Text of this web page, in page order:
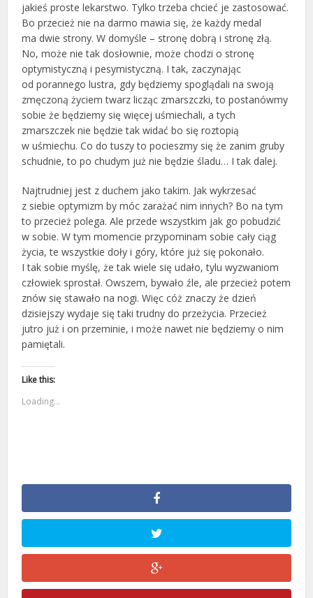
jakieś proste lekarstwo. Tylko trzeba chcieć je zastosować.
Bo przecież nie na darmo mawia się, że każdy medal
ma dwie strony. W domyśle – stronę dobrą i stronę złą.
No, może nie tak dosłownie, może chodzi o stronę
optymistyczną i pesymistyczną. I tak, zaczynając
od porannego lustra, gdy będziemy spoglądali na swoją
zmęczoną życiem twarz licząc zmarszczki, to postanówmy
sobie że będziemy się więcej uśmiechali, a tych
zmarszczek nie będzie tak widać bo się roztopią
w uśmiechu. Co do tuszy to pocieszmy się że zanim gruby
schudnie, to po chudym już nie będzie śladu… I tak dalej.
Najtrudniej jest z duchem jako takim. Jak wykrzesać
z siebie optymizm by móc zarażać nim innych? Bo na tym
to przecież polega. Ale przede wszystkim jak go pobudzić
w sobie. W tym momencie przypominam sobie cały ciąg
życia, te wszystkie doły i góry, które już się pokonało.
I tak sobie myślę, że tak wiele się udało, tylu wyzwaniom
człowiek sprostał. Owszem, bywało źle, ale przecież potem
znów się stawało na nogi. Więc cóż znaczy że dzień
dzisiejszy wydaje się taki trudny do przeżycia. Przecież
jutro już i on przeminie, i może nawet nie będziemy o nim
pamiętali.
Like this:
Loading...